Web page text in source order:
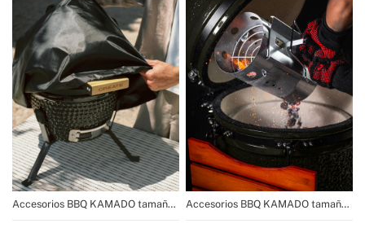
Accesorios BBQ KAMADO tamaño
Accesorios BBQ KAMADO tamaño